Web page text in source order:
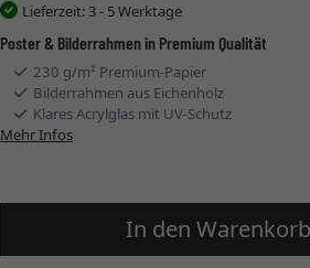
Lieferzeit: 3 - 5 Werktage
Poster & Bilderrahmen in Premium Qualität
230 g/m² Premium-Papier
Bilderrahmen aus Eichenholz
Klares Acrylglas mit UV-Schutz
Mehr Infos
In den Warenkorb